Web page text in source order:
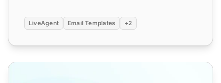
LiveAgent Email Templates +2
Exemplos de Email Ruim